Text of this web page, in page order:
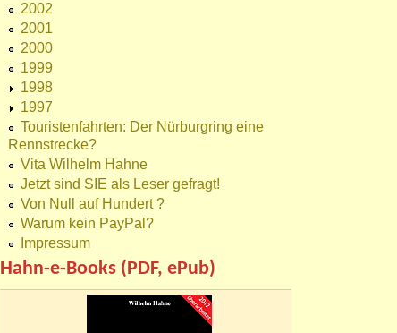
2002
2001
2000
1999
1998
1997
Touristenfahrten: Der Nürburgring eine
Rennstrecke?
Vita Wilhelm Hahne
Jetzt sind SIE als Leser gefragt!
Von Null auf Hundert ?
Warum kein PayPal?
Impressum
Hahn-e-Books (PDF, ePub)